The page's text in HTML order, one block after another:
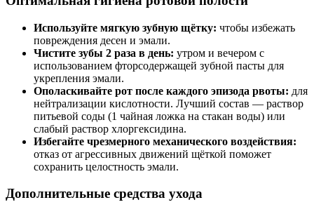
Используйте мягкую зубную щётку: чтобы избежать
повреждения десен и эмали.
Чистите зубы 2 раза в день: утром и вечером с
использованием фторсодержащей зубной пасты для
укрепления эмали.
Ополаскивайте рот после каждого эпизода рвоты: для
нейтрализации кислотности. Лучший состав — раствор
питьевой соды (1 чайная ложка на стакан воды) или
слабый раствор хлоргексидина.
Избегайте чрезмерного механического воздействия:
отказ от агрессивных движений щёткой поможет
сохранить целостность эмали.
Дополнительные средства ухода